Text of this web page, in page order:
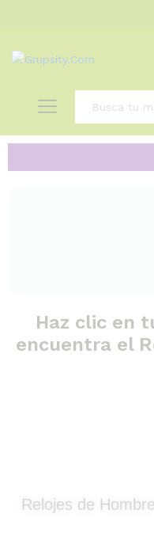
Haz clic en
encuentra el
Relojes de Hombre